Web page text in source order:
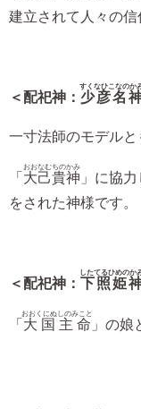
建立されて人々の信
＜配祀神： 少彦名
すくなひこなのか
一寸法師のモデルと
「 大己貴神
おおなむちのかみ
」に協
をされた神様です。
＜配祀神： 下照姫
したてるひめのか
「 大国主命
おおくにぬしのみこと
」の娘